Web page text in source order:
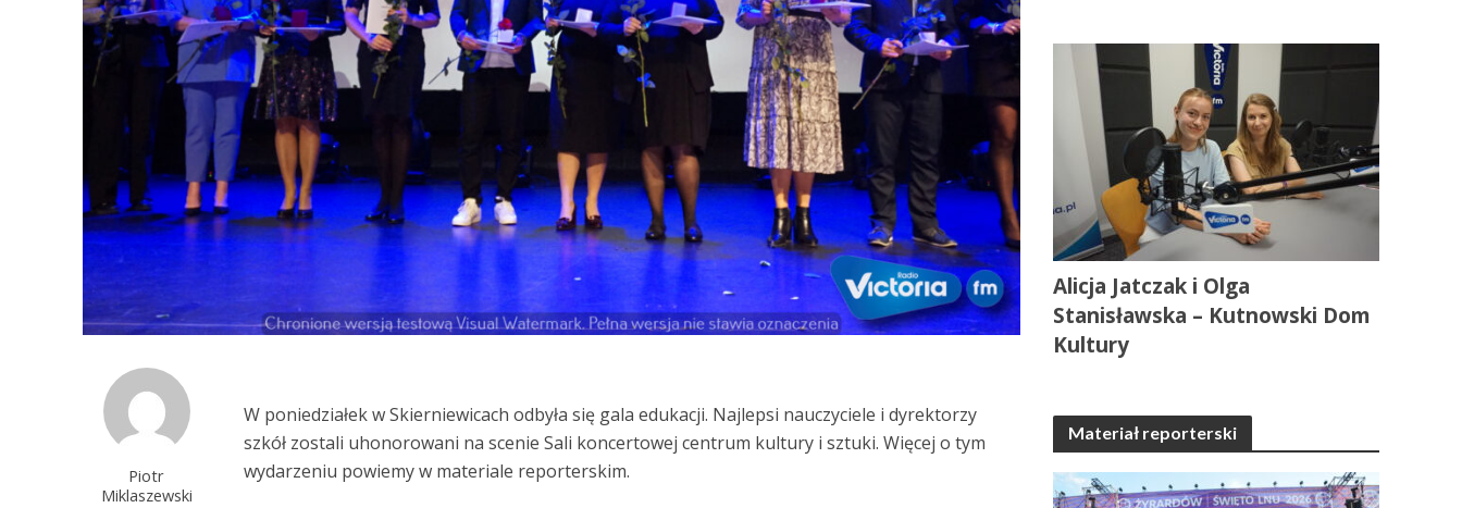
Piotr
Miklaszewski
W poniedziałek w Skierniewicach odbyła się gala edukacji. Najlepsi nauczyciele i dyrektorzy
szkół zostali uhonorowani na scenie Sali koncertowej centrum kultury i sztuki. Więcej o tym
wydarzeniu powiemy w materiale reporterskim.
Alicja Jatczak i Olga
Stanisławska – Kutnowski Dom
Kultury
Materiał reporterski